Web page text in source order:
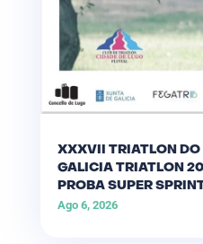
XXXVII TRIATLON
GALICIA TRIATLON
PROBA SUPER
Ago 6, 2026